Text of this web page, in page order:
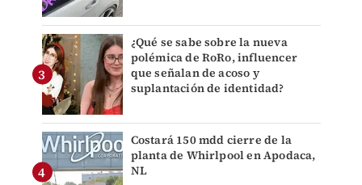
¿Qué se sabe sobre la nueva
polémica de RoRo, influencer
que señalan de acoso y
suplantación de identidad?
Costará 150 mdd cierre de la
planta de Whirlpool en Apodaca,
NL